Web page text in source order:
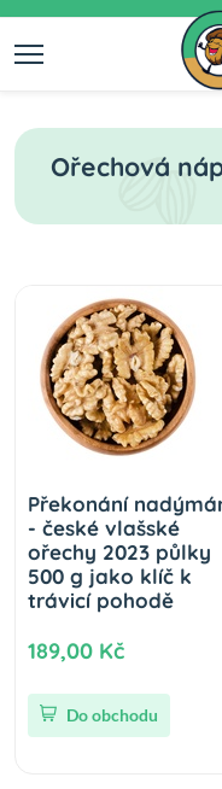
Ořechová
Překonání
- české vlašské
ořechy 2023 půlky
500 g jako klíč k
trávicí pohodě
189,00 Kč
Do obchodu